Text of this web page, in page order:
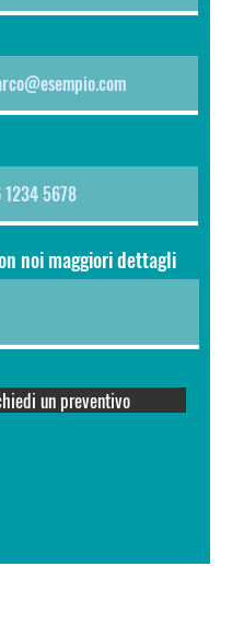
noi maggiori dettagli
un preventivo